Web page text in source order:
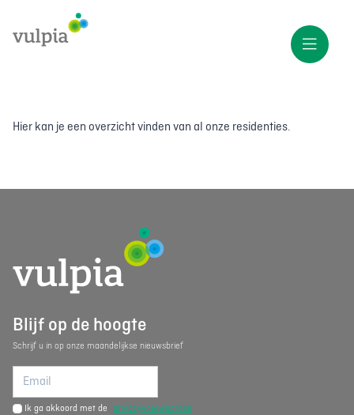
Hier kan je een overzicht vinden van al onze residenties.
Blijf op de hoogte
Schrijf u in op onze maandelijkse nieuwsbrief
Ik ga akkoord met de privacyvoorwaarden